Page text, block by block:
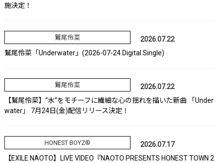
施決定！
鷲尾伶菜
2026.07.22
鷲尾伶菜「Underwater」(2026-07-24 Digital Single)
鷲尾伶菜
2026.07.22
【鷲尾伶菜】”水”をモチーフに繊細な心の揺れを描いた新曲 「Under
water」 7月24日(金)配信リリース決定！
HONEST BOYZ®
2026.07.17
【EXILE NAOTO】LIVE VIDEO『NAOTO PRESENTS HONEST TOWN 2